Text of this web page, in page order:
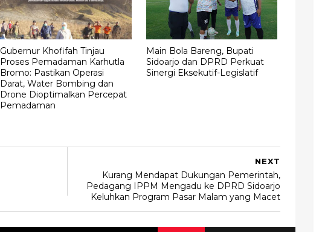
Gubernur Khofifah Tinjau
Proses Pemadaman Karhutla
Bromo: Pastikan Operasi
Darat, Water Bombing dan
Drone Dioptimalkan Percepat
Pemadaman
Main Bola Bareng, Bupati
Sidoarjo dan DPRD Perkuat
Sinergi Eksekutif-Legislatif
NEXT
Kurang Mendapat Dukungan Pemerintah,
Pedagang IPPM Mengadu ke DPRD Sidoarjo
Keluhkan Program Pasar Malam yang Macet